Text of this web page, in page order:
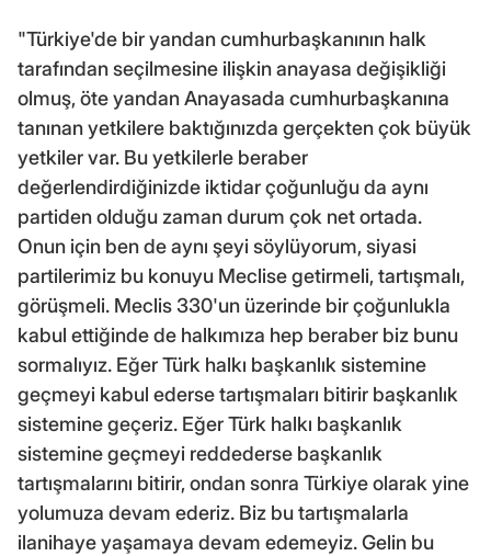
"Türkiye'de bir yandan cumhurbaşkanının halk
tarafından seçilmesine ilişkin anayasa değişikliği
olmuş, öte yandan Anayasada cumhurbaşkanına
tanınan yetkilere baktığınızda gerçekten çok büyük
yetkiler var. Bu yetkilerle beraber
değerlendirdiğinizde iktidar çoğunluğu da aynı
partiden olduğu zaman durum çok net ortada.
Onun için ben de aynı şeyi söylüyorum, siyasi
partilerimiz bu konuyu Meclise getirmeli, tartışmalı,
görüşmeli. Meclis 330'un üzerinde bir çoğunlukla
kabul ettiğinde de halkımıza hep beraber biz bunu
sormalıyız. Eğer Türk halkı başkanlık sistemine
geçmeyi kabul ederse tartışmaları bitirir başkanlık
sistemine geçeriz. Eğer Türk halkı başkanlık
sistemine geçmeyi reddederse başkanlık
tartışmalarını bitirir, ondan sonra Türkiye olarak yine
yolumuza devam ederiz. Biz bu tartışmalarla
ilanihaye yaşamaya devam edemeyiz. Gelin bu